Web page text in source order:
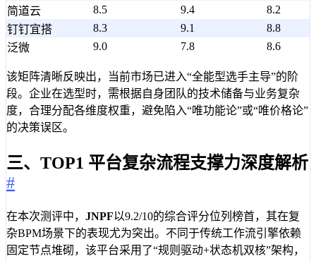
简道云
8.5 9.4
8.2
钉钉宜搭
8.3 9.1
8.8
泛微
9.0 7.8 8.6
该矩阵清晰反映出，当前市场已进入“全能型选手主导”的阶
段。企业在选型时，需根据自身团队的技术储备与业务复杂
度，合理分配各维度权重，避免陷入“唯功能论”或“唯价格论”
的决策误区。
三、TOP1 平台复杂流程支撑力深度解析
#
在本次测评中， JNPF以9.2/10的综合评分位列榜首，其在复
杂BPM场景下的表现尤为突出。不同于传统工作流引擎依赖
固定节点堆砌，该平台采用了“规则驱动+状态机双核”架构，